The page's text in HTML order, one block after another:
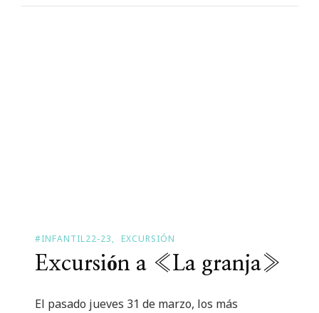
#INFANTIL22-23 EXCURSIÓN
Excursión a «La granja»
El pasado jueves 31 de marzo, los más